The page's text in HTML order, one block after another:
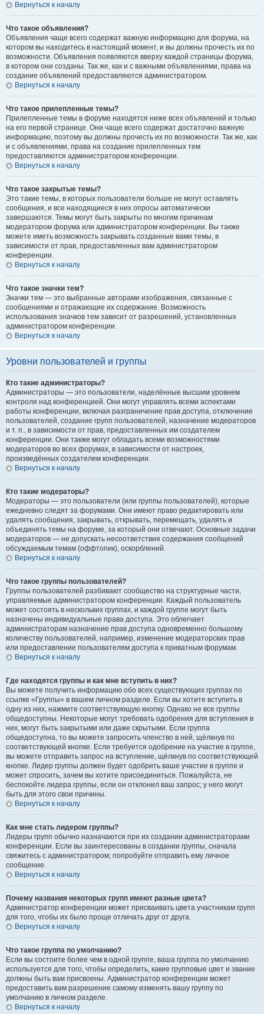
Вернуться к началу
Что такое объявления?
Объявления чаще всего содержат важную информацию для форума, на
котором вы находитесь в настоящий момент, и вы должны прочесть их по
возможности. Объявления появляются вверху каждой страницы форума,
в котором они созданы. Так же, как и с важными объявлениями, права на
создание объявлений предоставляются администратором.
Вернуться к началу
Что такое прилепленные темы?
Прилепленные темы в форуме находятся ниже всех объявлений и только
на его первой странице. Они чаще всего содержат достаточно важную
информацию, поэтому вы должны прочесть их по возможности. Так же, как
и с объявлениями, права на создание прилепленных тем
предоставляются администратором конференции.
Вернуться к началу
Что такое закрытые темы?
Это такие темы, в которых пользователи больше не могут оставлять
сообщения, и все находящиеся в них опросы автоматически
завершаются. Темы могут быть закрыты по многим причинам
модератором форума или администратором конференции. Вы также
можете иметь возможность закрывать созданные вами темы, в
зависимости от прав, предоставленных вам администратором
конференции.
Вернуться к началу
Что такое значки тем?
Значки тем — это выбранные авторами изображения, связанные с
сообщениями и отражающие их содержание. Возможность
использования значков тем зависит от разрешений, установленных
администратором конференции.
Вернуться к началу
Уровни пользователей и группы
Кто такие администраторы?
Администраторы — это пользователи, наделённые высшим уровнем
контроля над конференцией. Они могут управлять всеми аспектами
работы конференции, включая разграничение прав доступа, отключение
пользователей, создание групп пользователей, назначение модераторов
и т. п., в зависимости от прав, предоставленных им создателем
конференции. Они также могут обладать всеми возможностями
модераторов во всех форумах, в зависимости от настроек,
произведённых создателем конференции.
Вернуться к началу
Кто такие модераторы?
Модераторы — это пользователи (или группы пользователей), которые
ежедневно следят за форумами. Они имеют право редактировать или
удалять сообщения, закрывать, открывать, перемещать, удалять и
объединять темы на форуме, за который они отвечают. Основные задачи
модераторов — не допускать несоответствия содержания сообщений
обсуждаемым темам (оффтопик), оскорблений.
Вернуться к началу
Что такое группы пользователей?
Группы пользователей разбивают сообщество на структурные части,
управляемые администратором конференции. Каждый пользователь
может состоять в нескольких группах, и каждой группе могут быть
назначены индивидуальные права доступа. Это облегчает
администраторам назначение прав доступа одновременно большому
количеству пользователей, например, изменение модераторских прав
или предоставление пользователям доступа к приватным форумам.
Вернуться к началу
Где находятся группы и как мне вступить в них?
Вы можете получить информацию обо всех существующих группах по
ссылке «Группы» в вашем личном разделе. Если вы хотите вступить в
одну из них, нажмите соответствующую кнопку. Однако не все группы
общедоступны. Некоторые могут требовать одобрения для вступления в
них, могут быть закрытыми или даже скрытыми. Если группа
общедоступна, то вы можете запросить членство в ней, щёлкнув по
соответствующей кнопке. Если требуется одобрение на участие в группе,
вы можете отправить запрос на вступление, щёлкнув по соответствующей
кнопке. Лидер группы должен будет одобрить ваше участие в группе и
может спросить, зачем вы хотите присоединиться. Пожалуйста, не
беспокойте лидера группы, если он отклонил ваш запрос; у него могут
быть для этого свои причины.
Вернуться к началу
Как мне стать лидером группы?
Лидеры групп обычно назначаются при их создании администраторами
конференции. Если вы заинтересованы в создании группы, сначала
свяжитесь с администратором; попробуйте отправить ему личное
сообщение.
Вернуться к началу
Почему названия некоторых групп имеют разные цвета?
Администратор конференции может присваивать цвета участникам групп
для того, чтобы их было проще отличать друг от друга.
Вернуться к началу
Что такое группа по умолчанию?
Если вы состоите более чем в одной группе, ваша группа по умолчанию
используется для того, чтобы определить, какие групповые цвет и звание
должны быть вам присвоены. Администратор конференции может
предоставить вам разрешение самому изменять вашу группу по
умолчанию в личном разделе.
Вернуться к началу